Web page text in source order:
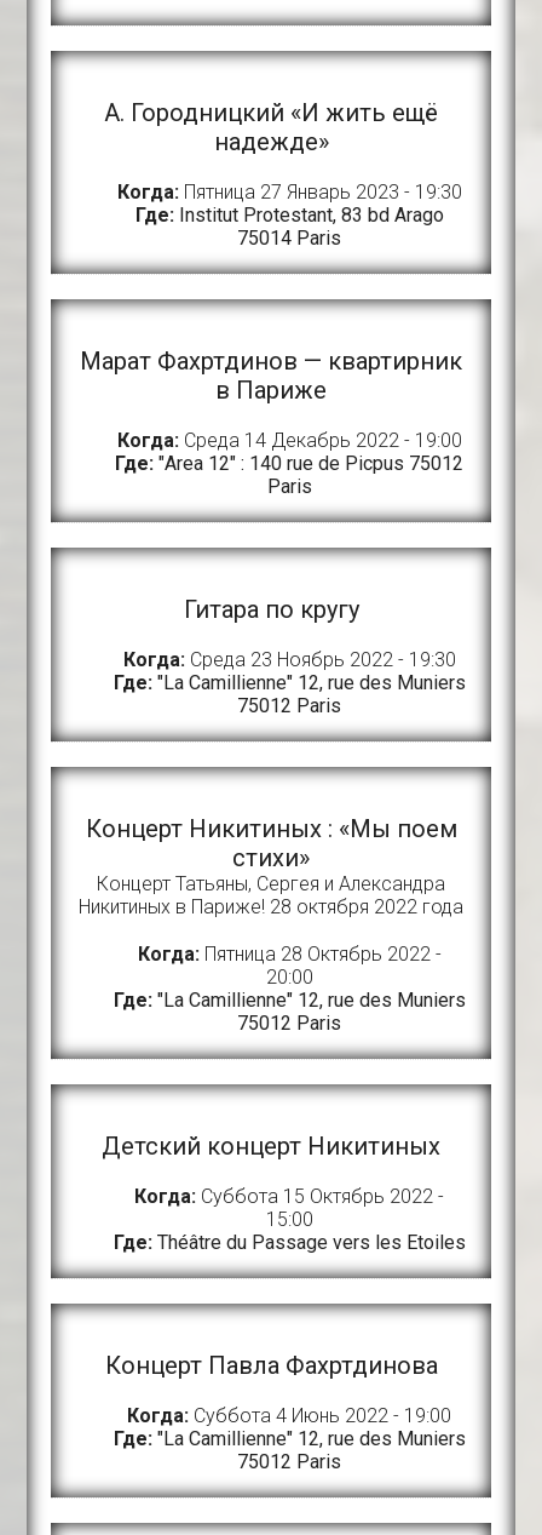
A. Городницкий «И жить ещё
надежде»
Когда:Пятница 27 Январь 2023 - 19:30
Где: Institut Protestant, 83 bd Arago
75014 Paris
Марат Фахртдинов — квартирник
в Париже
Когда:Среда 14 Декабрь 2022 - 19:00
Где: "Area 12" : 140 rue de Picpus 75012
Paris
Гитара по кругу
Когда:Среда 23 Ноябрь 2022 - 19:30
Где: "La Camillienne" 12, rue des Muniers
75012 Paris
Концерт Никитиных : «Мы поем
стихи»
Концерт Татьяны, Сергея и Александра
Никитиных в Париже! 28 октября 2022 года
Когда:Пятница 28 Октябрь 2022 -
20:00
Где: "La Camillienne" 12, rue des Muniers
75012 Paris
Детский концерт Никитиных
Когда: Суббота 15 Октябрь 2022 -
15:00
Где: Théâtre du Passage vers les Etoiles
Концерт Павла Фахртдинова
Когда: Суббота 4 Июнь 2022 - 19:00
Где: "La Camillienne" 12, rue des Muniers
75012 Paris